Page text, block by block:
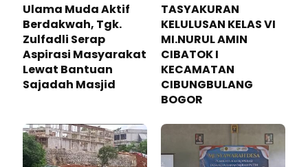
Ulama Muda Aktif
Berdakwah, Tgk.
Zulfadli Serap
Aspirasi Masyarakat
Lewat Bantuan
Sajadah Masjid
TASYAKURAN
KELULUSAN KELAS VI
MI.NURUL AMIN
CIBATOK I
KECAMATAN
CIBUNGBULANG
BOGOR